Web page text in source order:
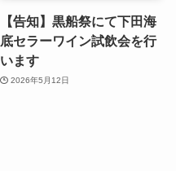
【告知】黒船祭にて下田海
底セラーワイン試飲会を行
います
2026年5月12日